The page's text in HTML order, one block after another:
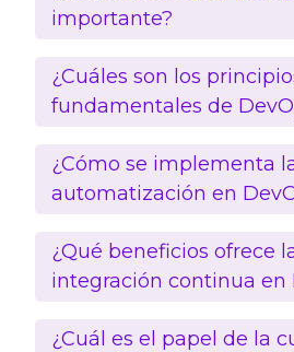
importante?
¿Cuáles son los
fundamentales de
¿Cómo se implementa
automatización en
¿Qué beneficios ofrece
integración continua en
¿Cuál es el papel de la